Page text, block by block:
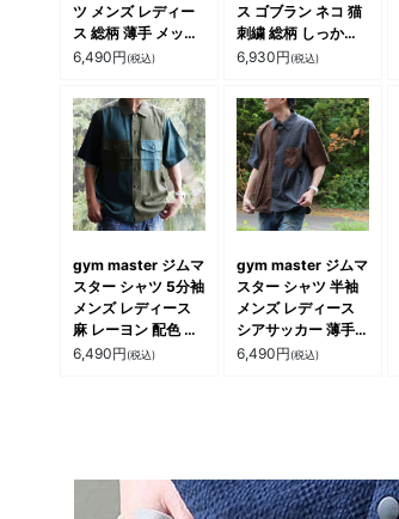
ツ メンズ レディー
ス 総柄 薄手 メッシ
ュ 軽い 通気性 涼し
ったり 大きいサイズ
楽ちん ポケット ル
ープ付き カジュアル
アウトドア 夏 パテ
ィ
6,490円(税込)
ス ゴブラン ネコ 猫
刺繍 総柄 しっかり
生地 ウエストゴム
ズ カジュアル ヴィ
ンテージ 夏 パティ
6,930円(税込)
gym master ジムマ
スター シャツ 5分袖
メンズ レディース
麻 レーヨン 配色 薄
手 軽い 通気性 ベタ
6,490円(税込)
gym master ジムマ
スター シャツ 半袖
メンズ レディース
シアサッカー 薄手
軽い 通気性 涼しい
6,490円(税込)